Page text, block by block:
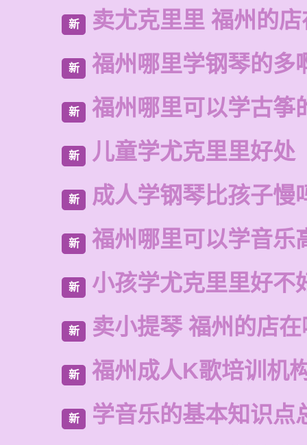
新 卖尤克里里 福州的
新 福州哪里学钢琴的多
新 福州哪里可以学古筝
新 儿童学尤克里里好处
新 成人学钢琴比孩子慢
新 福州哪里可以学音乐
新 小孩学尤克里里好不
新 卖小提琴 福州的店
新 福州成人K歌培训机
新 学音乐的基本知识点